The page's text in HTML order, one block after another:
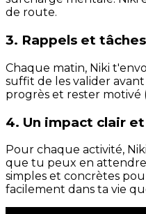
de route.
3. Rappels et
Chaque matin, Niki
suffit de les valider
progrès et rester motivé
4. Un impact clair
Pour chaque activité,
que tu peux en
simples et concrètes
facilement dans ta vie